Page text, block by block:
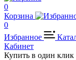
0
Корзина
0
Избранное
Кабинет
Купить в один клик